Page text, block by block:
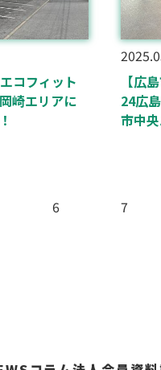
コフィット
崎エリアに
【広
24広
市中
6 7